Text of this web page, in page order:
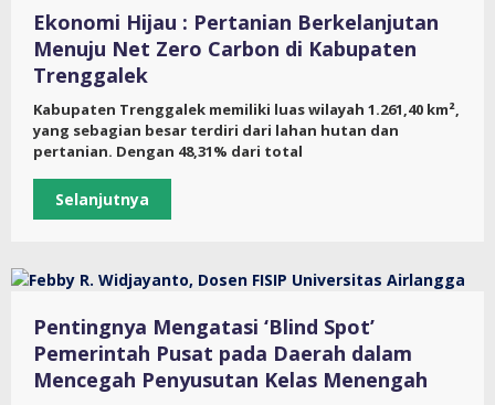
Ekonomi Hijau : Pertanian Berkelanjutan
Menuju Net Zero Carbon di Kabupaten
Trenggalek
Kabupaten Trenggalek memiliki luas wilayah 1.261,40 km²,
yang sebagian besar terdiri dari lahan hutan dan
pertanian. Dengan 48,31% dari total
Selanjutnya
Pentingnya Mengatasi ‘Blind Spot’
Pemerintah Pusat pada Daerah dalam
Mencegah Penyusutan Kelas Menengah